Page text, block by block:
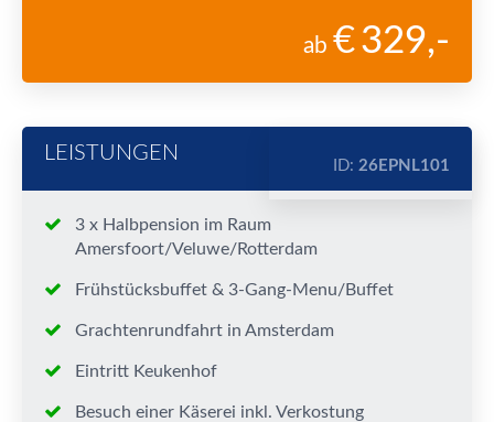
ab 329,-
LEISTUNGEN
3 x Halbpension im Raum
Amersfoort/Veluwe/Rotterdam
Frühstücksbuffet & 3-Gang-Menu/Buffet
Grachtenrundfahrt in Amsterdam
Eintritt Keukenhof
Besuch einer Käserei inkl. Verkostung
ID: 26EPNL101